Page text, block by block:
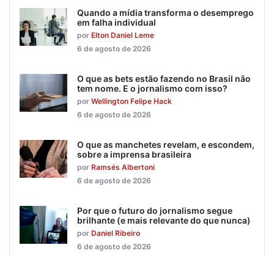
Quando a mídia transforma o desemprego
em falha individual
por Elton Daniel Leme
6 de agosto de 2026
O que as bets estão fazendo no Brasil não
tem nome. E o jornalismo com isso?
por Wellington Felipe Hack
6 de agosto de 2026
O que as manchetes revelam, e escondem,
sobre a imprensa brasileira
por Ramsés Albertoni
6 de agosto de 2026
Por que o futuro do jornalismo segue
brilhante (e mais relevante do que nunca)
por Daniel Ribeiro
6 de agosto de 2026